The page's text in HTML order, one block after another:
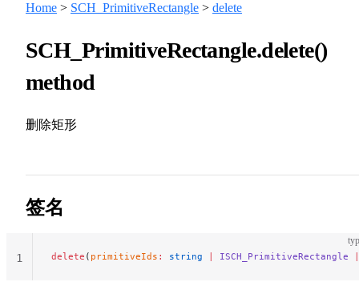
Home > SCH_PrimitiveRectangle > delete
SCH_PrimitiveRectangle.delete()
method
删除矩形
签名
delete ( primitiveIds : string | ISCH_PrimitiveRectangle |
1